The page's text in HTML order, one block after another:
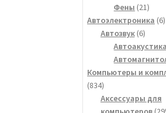
товаров
Фены 2121
товар
Автоэлектроника 66
Автозвук 66
Автоакустика
Компьютеры и
834834
товара
Аксессуары для